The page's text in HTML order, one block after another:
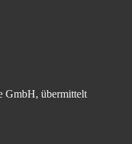
GmbH, übermittelt